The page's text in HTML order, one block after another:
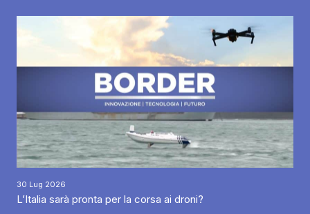
30 Lug 2026
L’Italia sarà pronta per la corsa ai droni?